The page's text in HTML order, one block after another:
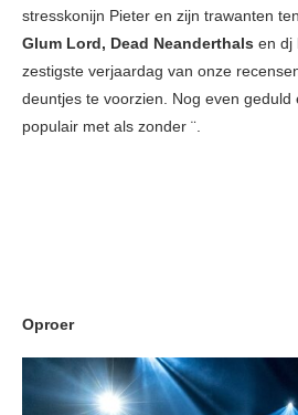
stresskonijn Pieter en zijn trawanten
Glum Lord, Dead Neanderthals en dj
zestigste verjaardag van onze
deuntjes te voorzien. Nog even
populair met als zonder ¨.
Oproer